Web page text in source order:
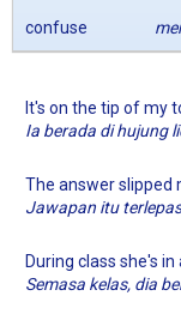
confuse
It's on the tip of my
Ia berada di hujung
The answer slipped
Jawapan itu
During class she's in
Semasa kelas, dia